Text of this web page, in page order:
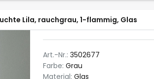
Lila, rauchgrau, 1-flammig, Glas
Art.-Nr.: 3502677
Farbe: Grau
Material: Glas